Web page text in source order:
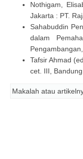
Nothigam,
Jakarta : PT.
Sahabuddin
dalam
Tafsir Ahmad
cet. III,
Makalah atau